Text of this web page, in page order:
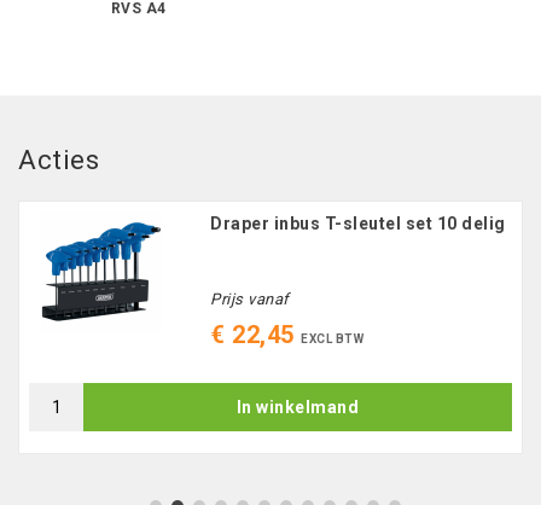
RVS A4
Acties
Draper inbus T-sleutel set 10 delig
Prijs vanaf
€ 22,45 EXCL BTW
In winkelmand